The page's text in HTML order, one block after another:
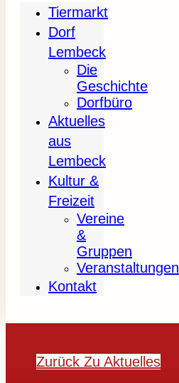
Tiermarkt
Dorf
Lembeck
Die
Geschichte
Dorfbüro
Aktuelles
aus
Lembeck
Kultur &
Freizeit
Vereine
&
Gruppen
Veranstaltungen
Kontakt
Zurück Zu Aktuelles